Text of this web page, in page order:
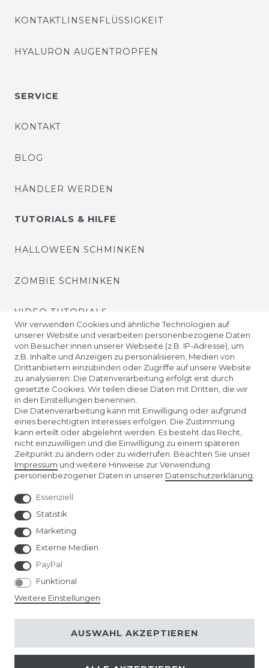
KONTAKTLINSENFLÜSSIGKEIT
HYALURON AUGENTROPFEN
SERVICE
KONTAKT
BLOG
HÄNDLER WERDEN
TUTORIALS & HILFE
HALLOWEEN SCHMINKEN
ZOMBIE SCHMINKEN
VIDEO TUTORIALS
KONTAKTLINSEN EINSETZEN
UNTERNEHMEN
ÜBER UNS
AMAZON STORE
SPIELWARENMESSE NÜRNBERG
© Copyright 2026 | Alle Rechte vorbehalten.
Wir verwenden Cookies und ähnliche Technologien auf
unserer Website und verarbeiten personenbezogene Daten
von Besucher:innen unserer Webseite (z.B. IP-Adresse), um
z.B. Inhalte und Anzeigen zu personalisieren, Medien von
Drittanbietern einzubinden oder Zugriffe auf unsere Website
zu analysieren. Die Datenverarbeitung erfolgt erst durch
gesetzte Cookies. Wir teilen diese Daten mit Dritten, die wir
in den Einstellungen benennen.
Die Datenverarbeitung kann mit Einwilligung oder aufgrund
eines berechtigten Interesses erfolgen. Die Zustimmung
kann erteilt oder abgelehnt werden. Es besteht das Recht,
nicht einzuwilligen und die Einwilligung zu einem späteren
Zeitpunkt zu ändern oder zu widerrufen. Beachten Sie unser
Impressum und weitere Hinweise zur Verwendung
personenbezogener Daten in unserer Daten­schutz­erklärung
Essenziell
Statistik
Marketing
Externe Medien
PayPal
Funktional
Weitere Einstellungen
AUSWAHL AKZEPTIEREN